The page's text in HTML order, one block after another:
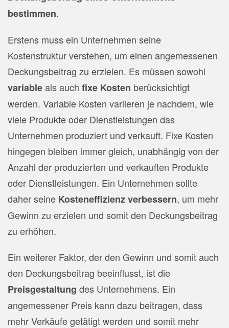
bestimmen.
Erstens muss ein Unternehmen seine
Kostenstruktur verstehen, um einen angemessenen
Deckungsbeitrag zu erzielen. Es müssen sowohl
variableals auch fixe Kosten berücksichtigt
werden. Variable Kosten variieren je nachdem, wie
viele Produkte oder Dienstleistungen das
Unternehmen produziert und verkauft. Fixe Kosten
hingegen bleiben immer gleich, unabhängig von der
Anzahl der produzierten und verkauften Produkte
oder Dienstleistungen. Ein Unternehmen sollte
daher seine Kosteneffizienz verbessern, um mehr
Gewinn zu erzielen und somit den Deckungsbeitrag
zu erhöhen.
Ein weiterer Faktor, der den Gewinn und somit auch
den Deckungsbeitrag beeinflusst, ist die
Preisgestaltung des Unternehmens. Ein
angemessener Preis kann dazu beitragen, dass
mehr Verkäufe getätigt werden und somit mehr